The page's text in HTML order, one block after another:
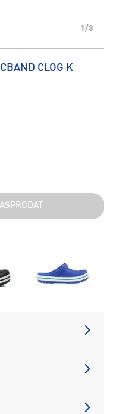
1/3
CLOG K